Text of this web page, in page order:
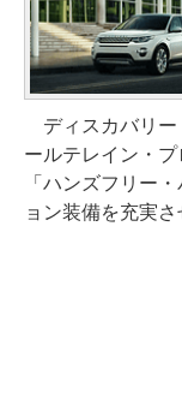
ディスカバリー
ールテレイン・プ
「ハンズフリー
ョン装備を充実さ